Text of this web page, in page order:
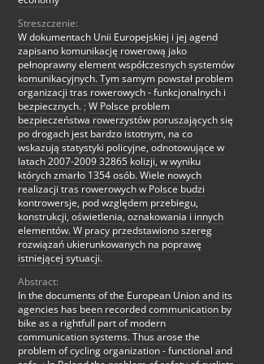
Streszczenie:
W dokumentach Unii Europejskiej i jej agend
zapisano komunikację rowerową jako
pełnoprawny element współczesnych systemów
komunikacyjnych. Tym samym powstał problem
organizacji tras rowerowych - funkcjonalnych i
bezpiecznych. ; W Polsce problem
bezpieczeństwa rowerzystów poruszających się
po drogach jest bardzo istotnym, na co
wskazują statystyki policyjne, odnotowujące w
latach 2007-2009 32865 kolizji, w wyniku
których zmarło 1354 osób. Wiele nowych
realizacji tras rowerowych w Polsce budzi
kontrowersje, pod względem przebiegu,
konstrukcji, oświetlenia, oznakowania i innych
elementów. W pracy przedstawiono szereg
rozwiązań ukierunkowanych na poprawę
istniejącej sytuacji.
Abstract:
In the documents of the European Union and its
agencies has been recorded communication by
bike as a rightfull part of modern
communication systems. Thus arose the
problem of cycling organization - functional and